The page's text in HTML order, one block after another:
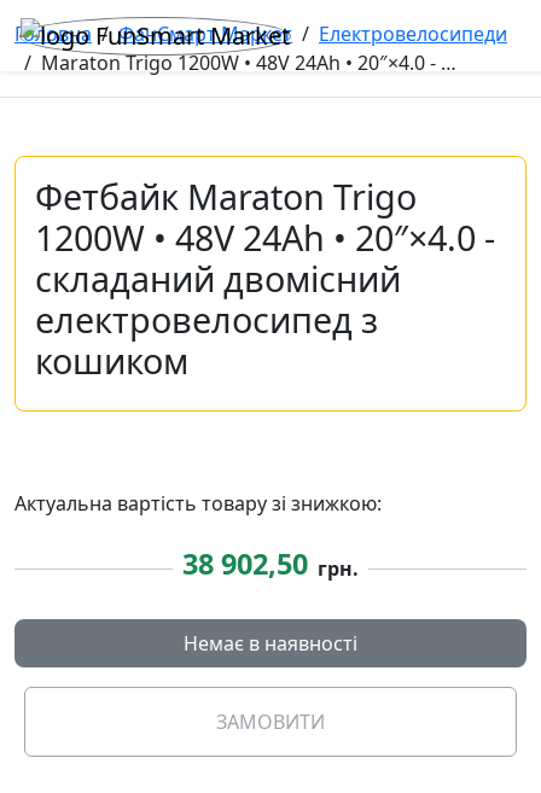
Головна / ФанСмарт Маркет / Електровелосипеди
/
Maraton Trigo 1200W • 48V 24Ah • 20″×4.0 - Фетбайк, складаний двомісний електровелосипед з кошиком
Фетбайк Maraton Trigo
1200W • 48V 24Ah • 20″×4.0 -
складаний двомісний
електровелосипед з
кошиком
Актуальна вартість товару зі знижкою:
38 902,50 грн.
Немає в наявності
ЗАМОВИТИ